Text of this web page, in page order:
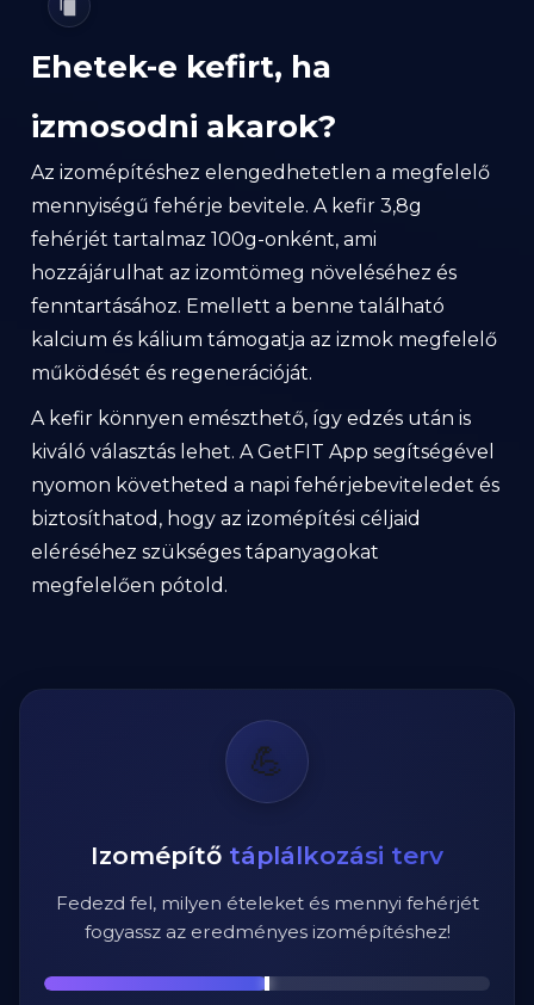
Ehetek-e kefirt, ha
izmosodni akarok?
Az izomépítéshez elengedhetetlen a megfelelő
mennyiségű fehérje bevitele. A kefir 3,8g
fehérjét tartalmaz 100g-onként, ami
hozzájárulhat az izomtömeg növeléséhez és
fenntartásához. Emellett a benne található
kalcium és kálium támogatja az izmok megfelelő
működését és regenerációját.
A kefir könnyen emészthető, így edzés után is
kiváló választás lehet. A GetFIT App segítségével
nyomon követheted a napi fehérjebeviteledet és
biztosíthatod, hogy az izomépítési céljaid
eléréséhez szükséges tápanyagokat
megfelelően pótold.
💪
Izomépítő táplálkozási terv
Fedezd fel, milyen ételeket és mennyi fehérjét
fogyassz az eredményes izomépítéshez!